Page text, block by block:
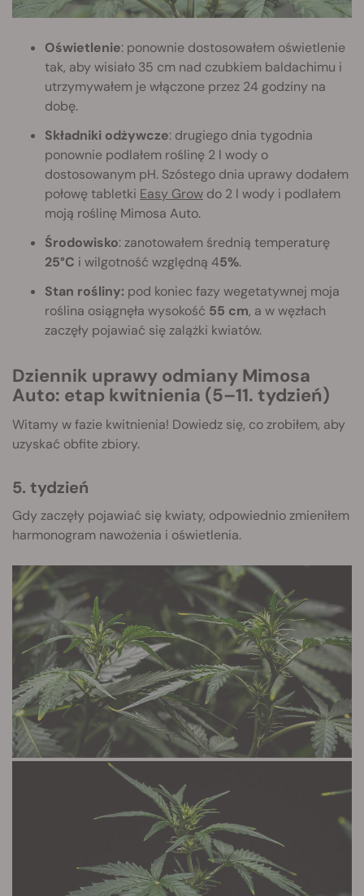
Oświetlenie: ponownie dostosowałem oświetlenie
tak, aby wisiało 35 cm nad czubkiem baldachimu i
utrzymywałem je włączone przez 24 godziny na
dobę.
Składniki odżywcze: drugiego dnia tygodnia
ponownie podlałem roślinę 2 l wody o
dostosowanym pH. Szóstego dnia uprawy dodałem
połowę tabletki Easy Grow do 2 l wody i podlałem
moją roślinę Mimosa Auto.
Środowisko: zanotowałem średnią temperaturę
25°C i wilgotność względną 45%.
Stan rośliny: pod koniec fazy wegetatywnej moja
roślina osiągnęła wysokość 55 cm, a w węzłach
zaczęły pojawiać się zalążki kwiatów.
Dziennik uprawy odmiany Mimosa
Auto: etap kwitnienia (5–11. tydzień)
Witamy w fazie kwitnienia! Dowiedz się, co zrobiłem, aby
uzyskać obfite zbiory.
5. tydzień
Gdy zaczęły pojawiać się kwiaty, odpowiednio zmieniłem
harmonogram nawożenia i oświetlenia.